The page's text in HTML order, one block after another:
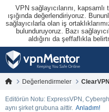
VPN sağlayıcılarını,
ışığında değerlendiriyoruz.
sağlayıcılarla olan iş
bulunduruyoruz. Bazı
aldığını da şeffaflıkla
Değerlendirmeler ClearVPN
Editörün Notu: ExpressVPN,
aynı şirket grubuna aittir. Anladım!